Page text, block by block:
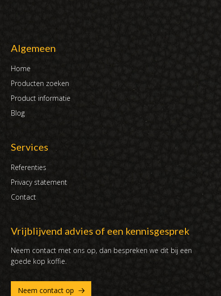
Algemeen
Home
Producten zoeken
Product informatie
Blog
Services
Referenties
Privacy statement
Contact
Vrijblijvend advies of een kennisgesprek
Neem contact met ons op, dan bespreken we dit bij een
goede kop koffie.
Neem contact op